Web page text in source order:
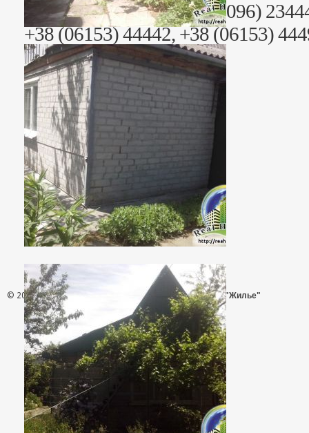
Раб. тел. (095) 2344499, (096)
+38 (06153) 44442, +38 (06153)
© 2026 - АН "Жилье" ООО "Агентство Недвижимости "Жилье"